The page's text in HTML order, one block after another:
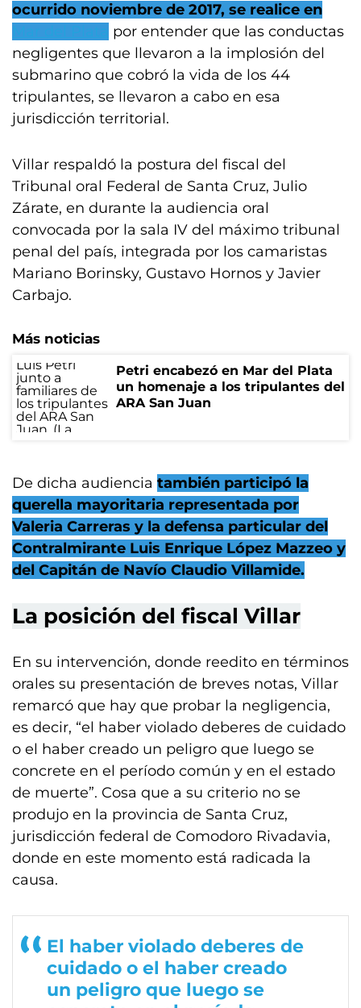
ocurrido noviembre de 2017, se realice en
por entender que las conductas
negligentes que llevaron a la implosión del
submarino que cobró la vida de los 44
tripulantes, se llevaron a cabo en esa
jurisdicción territorial.
Villar respaldó la postura del fiscal del
Tribunal oral Federal de Santa Cruz, Julio
Zárate, en durante la audiencia oral
convocada por la sala IV del máximo tribunal
penal del país, integrada por los camaristas
Mariano Borinsky, Gustavo Hornos y Javier
Carbajo.
Más noticias
Petri encabezó en Mar del Plata
un homenaje a los tripulantes del
ARA San Juan
De dicha audiencia también participó la
querella mayoritaria representada por
Valeria Carreras y la defensa particular del
Contralmirante Luis Enrique López Mazzeo y
del Capitán de Navío Claudio Villamide.
La posición del fiscal Villar
En su intervención, donde reedito en términos
orales su presentación de breves notas, Villar
remarcó que hay que probar la negligencia,
es decir, “el haber violado deberes de cuidado
o el haber creado un peligro que luego se
concrete en el período común y en el estado
de muerte”. Cosa que a su criterio no se
produjo en la provincia de Santa Cruz,
jurisdicción federal de Comodoro Rivadavia,
donde en este momento está radicada la
causa.
El haber violado deberes de
cuidado o el haber creado
un peligro que luego se